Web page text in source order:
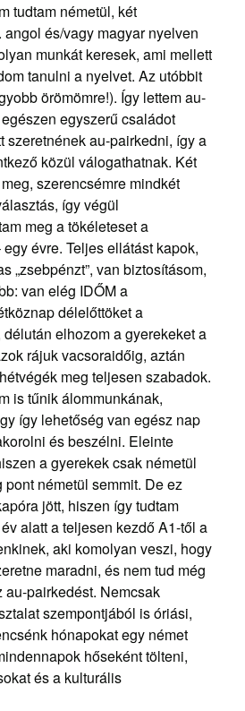
tudtam németül, két
és/vagy magyar nyelven
munkát keresek, ami mellett
tanulni a nyelvet. Az utóbbit
örömömre!). Így lettem au-
egyszerű családot
szeretnének au-pairkedni, így a
közül válogathatnak. Két
szerencsémre mindkét
így végül
meg a tökéleteset a
évre. Teljes ellátást kapok,
„zsebpénzt”, van biztosításom,
van elég IDŐM a
délelőttöket a
elhozom a gyerekeket a
rájuk vacsoraidőig, aztán
meg teljesen szabadok.
is tűnik álommunkának,
így lehetőség van egész nap
és beszélni. Eleinte
a gyerekek csak németül
németül semmit. De ez
jött, hiszen így tudtam
alatt a teljesen kezdő A1-től a
aki komolyan veszi, hogy
maradni, és nem tud még
au-pairkedést. Nemcsak
szempontjából is óriási,
hónapokat egy német
hőseként tölteni,
és a kulturális